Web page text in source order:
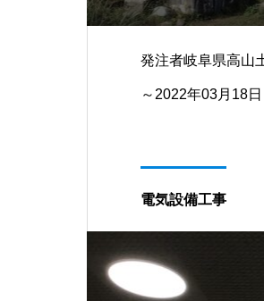
発注者岐阜県高山
～2022年03月18
電気設備工事